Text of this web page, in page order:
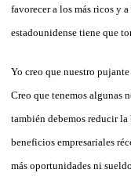
favorecer a los más ricos y
estadounidense tiene que
Yo creo que nuestro
Creo que tenemos algunas
también debemos reducir
beneficios empresariales
más oportunidades ni